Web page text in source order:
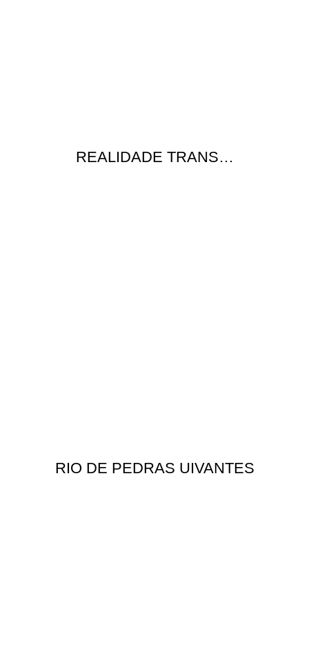
REALIDADE TRANS…
RIO DE PEDRAS UIVANTES